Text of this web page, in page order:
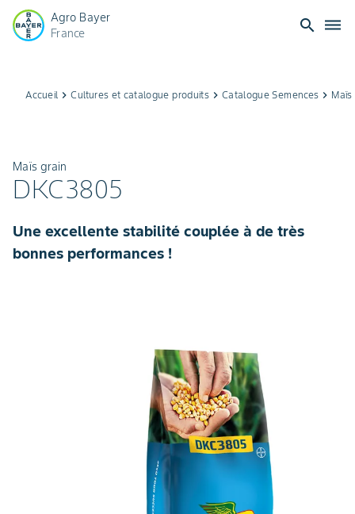
Agro Bayer
France
search dehaze
Accueil keyboard_arrow_rightCultures et catalogue produitskeyboard_arrow_right Catalogue Semences keyboard_arrow_right
Maïs grain
DKC3805
Une excellente stabilité couplée à de très
bonnes performances !